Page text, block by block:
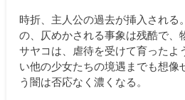
時折、主人公の過去が挿入される
の、仄めかされる事象は残酷で、
サヤコは、虐待を受けて育ったよ
い他の少女たちの境遇までも想像
う闇は否応なく濃くなる。